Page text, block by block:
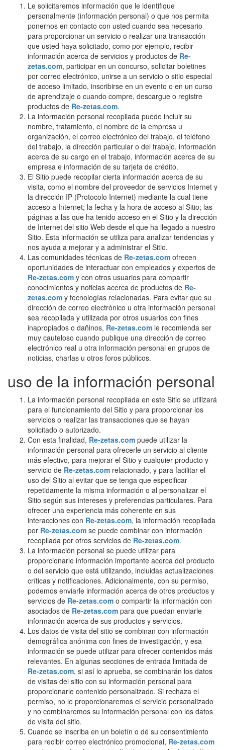
Le solicitaremos información que le identifique
personalmente (información personal) o que nos permita
ponernos en contacto con usted cuando sea necesario
para proporcionar un servicio o realizar una transacción
que usted haya solicitado, como por ejemplo, recibir
información acerca de servicios y productos de Re-
zetas.com, participar en un concurso, solicitar boletines
por correo electrónico, unirse a un servicio o sitio especial
de acceso limitado, inscribirse en un evento o en un curso
de aprendizaje o cuando compre, descargue o registre
productos de Re-zetas.com.
La información personal recopilada puede incluir su
nombre, tratamiento, el nombre de la empresa u
organización, el correo electrónico del trabajo, el teléfono
del trabajo, la dirección particular o del trabajo, información
acerca de su cargo en el trabajo, información acerca de su
empresa e información de su tarjeta de crédito.
El Sitio puede recopilar cierta información acerca de su
visita, como el nombre del proveedor de servicios Internet y
la dirección IP (Protocolo Internet) mediante la cual tiene
acceso a Internet; la fecha y la hora de acceso al Sitio; las
páginas a las que ha tenido acceso en el Sitio y la dirección
de Internet del sitio Web desde el que ha llegado a nuestro
Sitio. Esta información se utiliza para analizar tendencias y
nos ayuda a mejorar y a administrar el Sitio.
Las comunidades técnicas de Re-zetas.com ofrecen
oportunidades de interactuar con empleados y expertos de
Re-zetas.com y con otros usuarios para compartir
conocimientos y noticias acerca de productos de Re-
zetas.com y tecnologías relacionadas. Para evitar que su
dirección de correo electrónico u otra información personal
sea recopilada y utilizada por otros usuarios con fines
inapropiados o dañinos, Re-zetas.com le recomienda ser
muy cauteloso cuando publique una dirección de correo
electrónico real u otra información personal en grupos de
noticias, charlas u otros foros públicos.
uso de la información personal
La información personal recopilada en este Sitio se utilizará
para el funcionamiento del Sitio y para proporcionar los
servicios o realizar las transacciones que se hayan
solicitado o autorizado.
Con esta finalidad, Re-zetas.com puede utilizar la
información personal para ofrecerle un servicio al cliente
más efectivo, para mejorar el Sitio y cualquier producto y
servicio de Re-zetas.com relacionado, y para facilitar el
uso del Sitio al evitar que se tenga que especificar
repetidamente la misma información o al personalizar el
Sitio según sus intereses y preferencias particulares. Para
ofrecer una experiencia más coherente en sus
interacciones con Re-zetas.com, la información recopilada
por Re-zetas.com se puede combinar con información
recopilada por otros servicios de Re-zetas.com.
La información personal se puede utilizar para
proporcionarle información importante acerca del producto
o del servicio que está utilizando, incluidas actualizaciones
críticas y notificaciones. Adicionalmente, con su permiso,
podemos enviarle información acerca de otros productos y
servicios de Re-zetas.com o compartir la información con
asociados de Re-zetas.com para que puedan enviarle
información acerca de sus productos y servicios.
Los datos de visita del sitio se combinan con información
demográfica anónima con fines de investigación, y esa
información se puede utilizar para ofrecer contenidos más
relevantes. En algunas secciones de entrada limitada de
Re-zetas.com, si así lo aprueba, se combinarán los datos
de visitas del sitio con su información personal para
proporcionarle contenido personalizado. Si rechaza el
permiso, no le proporcionaremos el servicio personalizado
y no combinaremos su información personal con los datos
de visita del sitio.
Cuando se inscriba en un boletín o dé su consentimiento
para recibir correo electrónico promocional, Re-zetas.com